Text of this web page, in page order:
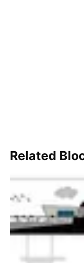
Related